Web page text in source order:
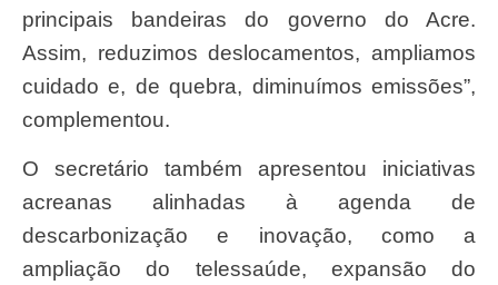
principais bandeiras do governo do Acre.
Assim, reduzimos deslocamentos, ampliamos
cuidado e, de quebra, diminuímos emissões”,
complementou.
O secretário também apresentou iniciativas
acreanas alinhadas à agenda de
descarbonização e inovação, como a
ampliação do telessaúde, expansão do